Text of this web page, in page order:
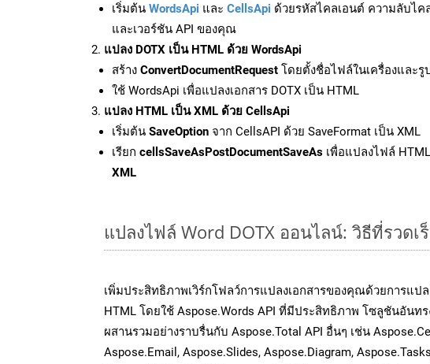
เริ่มต้น WordsApi และ CellsApi ด้วยรหัสไคลเอนต์ ความลับไค
และเวอร์ชัน API ของคุณ
แปลง DOTX เป็น HTML ด้วย WordsApi
สร้าง ConvertDocumentRequest โดยตั้งชื่อไฟล์ในเครื่องและรู
ใช้ WordsApi เพื่อแปลงเอกสาร DOTX เป็น HTML
แปลง HTML เป็น XML ด้วย CellsApi
เริ่มต้น SaveOption จาก CellsAPI ด้วย SaveFormat เป็น XML
เรียก cellsSaveAsPostDocumentSaveAs เพื่อแปลงไฟล์
XML
แปลงไฟล์ Word DOTX ออนไลน์: วิธีที่รวดเ
เพิ่มประสิทธิภาพเวิร์กโฟลว์การแปลงเอกสารของคุณด้วยการแปล
HTML โดยใช้ Aspose.Words API ที่มีประสิทธิภาพ โซลูชันอันท
ผสานรวมอย่างราบรื่นกับ Aspose.Total API อื่นๆ เช่น
Aspose.Email, Aspose.Slides, Aspose.Diagram,